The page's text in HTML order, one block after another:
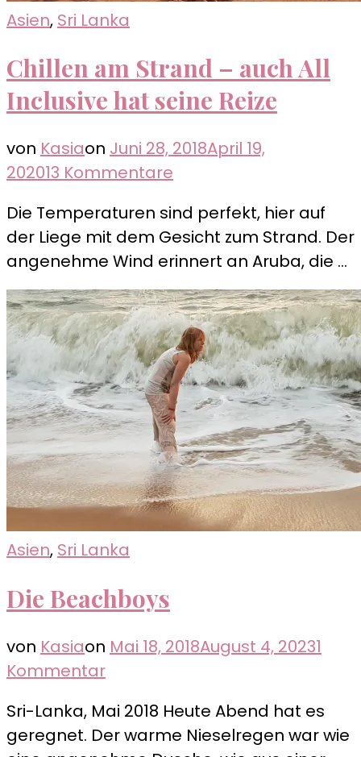
Asien, Sri Lanka
Chillen am Strand – auch All
Inclusive hat seine Reize
von Kasiaon Juni 28, 2018April 19,
202013 Kommentare
am
Strand
–
auch
All
Inclusive
hat
seine
Reize
Die Temperaturen sind perfekt, hier auf
der Liege mit dem Gesicht zum Strand. Der
angenehme Wind erinnert an Aruba, die …
Asien, Sri Lanka
Die Beachboys
von Kasiaon Mai 18, 2018August 4, 20231
Kommentarzu
Beachboys
Sri-Lanka, Mai 2018 Heute Abend hat es
geregnet. Der warme Nieselregen war wie